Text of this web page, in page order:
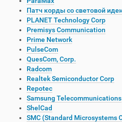
Патч корды со световой
PLANET Technology Corp
Premisys Communication
Prime Network
PulseCom
QuesCom, Corp.
Radcom
Realtek Semiconductor Corp
Repotec
Samsung Telecommunications
ShelCad
SMC (Standard Microsystems